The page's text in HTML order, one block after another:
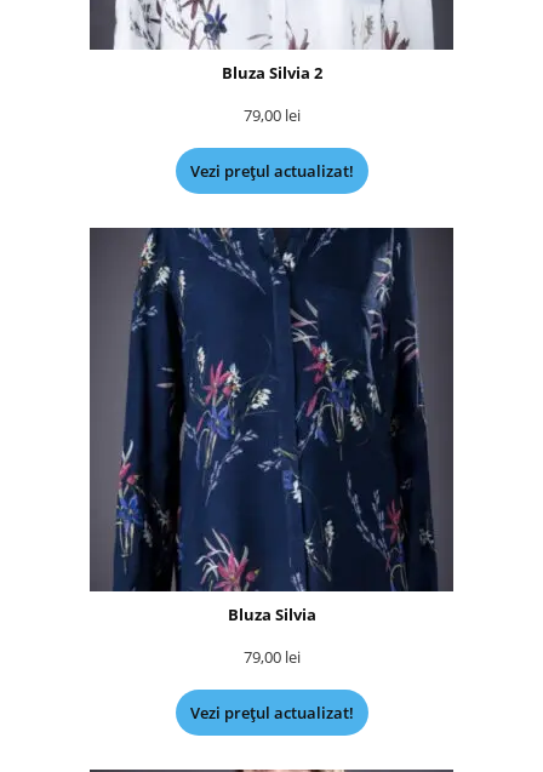
Bluza Silvia 2
79,00 lei
Vezi prețul actualizat!
Bluza Silvia
79,00 lei
Vezi prețul actualizat!